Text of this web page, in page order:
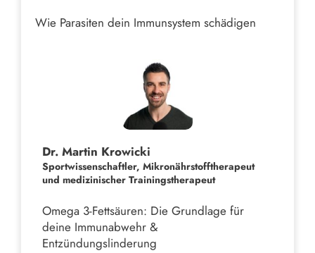
Wie Parasiten dein Immunsystem schädigen
Dr. Martin Krowicki
Sportwissenschaftler, Mikronährstofftherapeut
und medizinischer Trainingstherapeut
Omega 3-Fettsäuren: Die Grundlage für
deine Immunabwehr &
Entzündungslinderung